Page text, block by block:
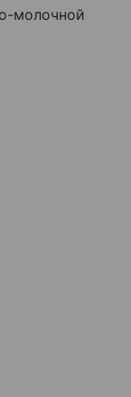
молочной